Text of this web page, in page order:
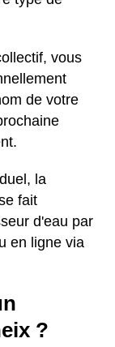
vous
de votre
la
fait
d'eau par
en ligne via
?